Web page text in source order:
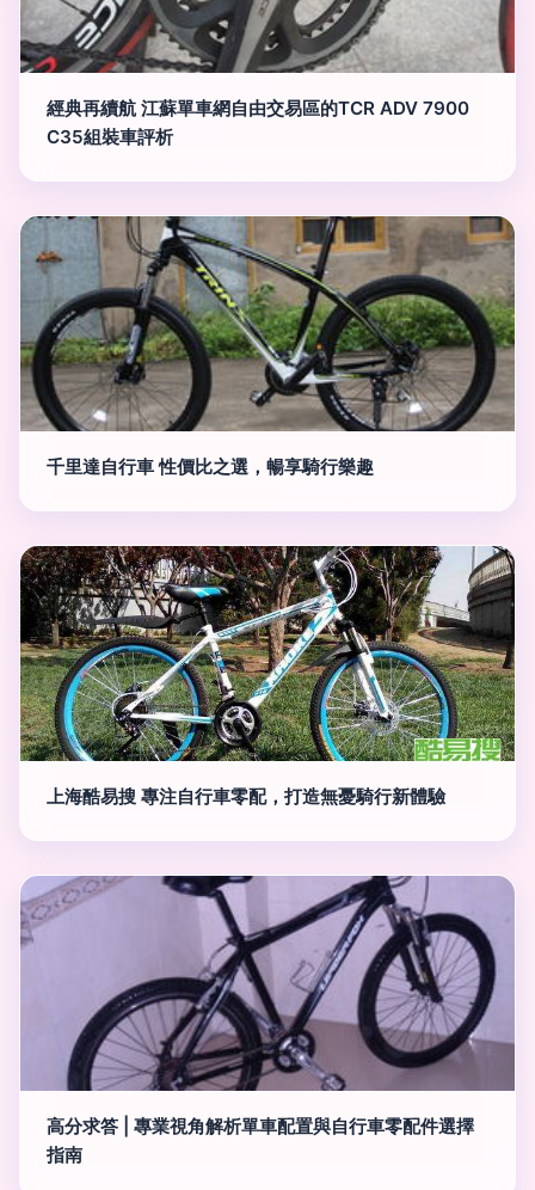
經典再續航 江蘇單車網自由交易區的TCR ADV 7900
C35組裝車評析
千里達自行車 性價比之選，暢享騎行樂趣
上海酷易搜 專注自行車零配，打造無憂騎行新體驗
高分求答 | 專業視角解析單車配置與自行車零配件選擇
指南